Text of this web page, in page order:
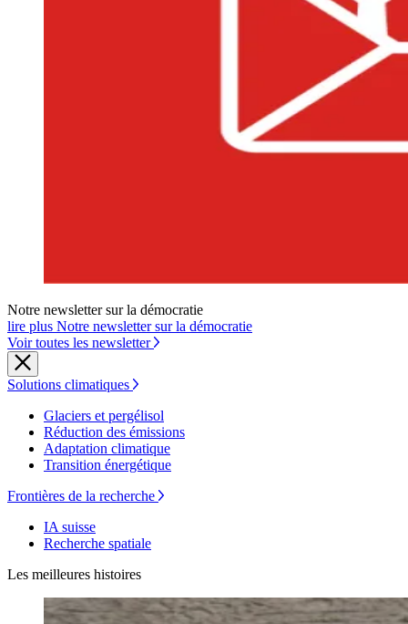
Notre newsletter sur la démocratie
lire plus Notre newsletter sur la démocratie
Voir toutes les newsletter
Solutions climatiques
Glaciers et pergélisol
Réduction des émissions
Adaptation climatique
Transition énergétique
Frontières de la recherche
IA suisse
Recherche spatiale
Les meilleures histoires